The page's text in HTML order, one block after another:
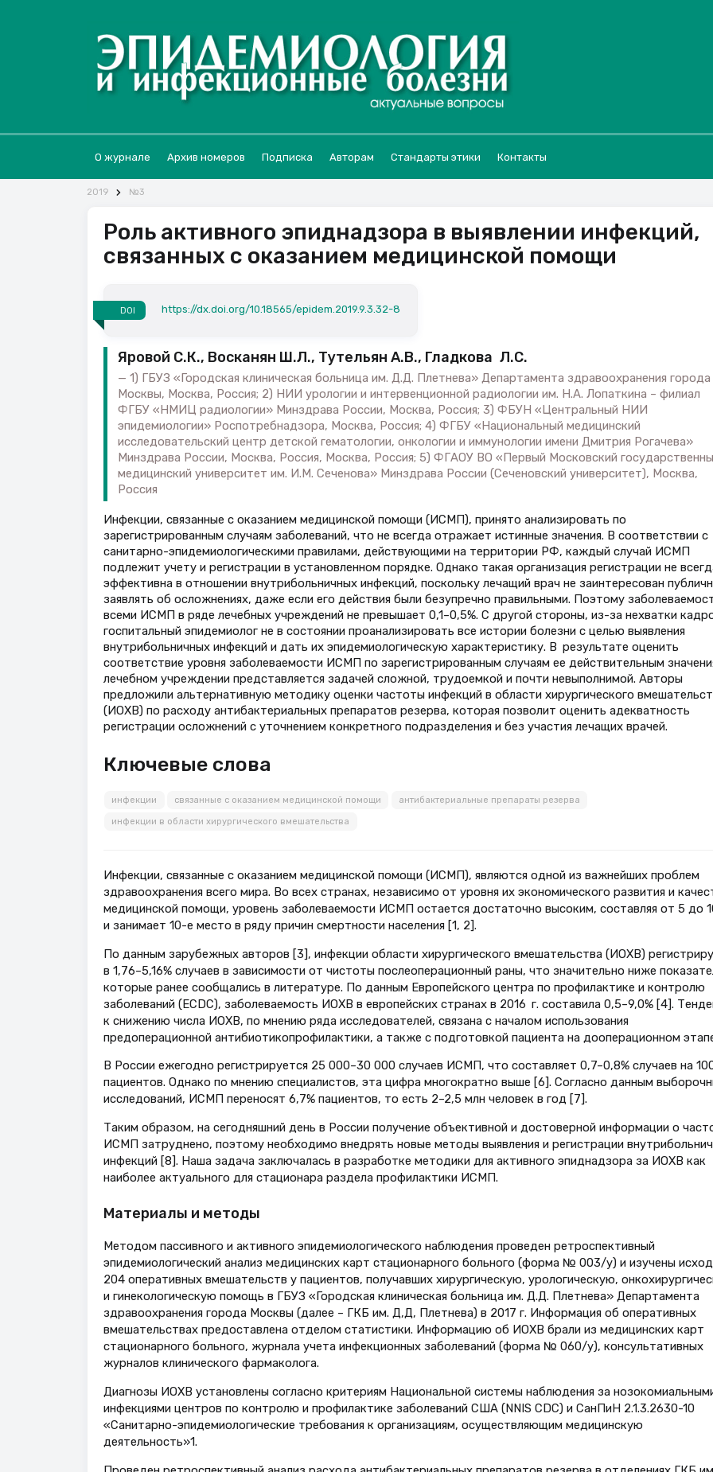
О журнале Архив номеров Подписка Авторам Стандарты этики Контакты
2019 №3
Роль активного эпиднадзора в выявлении инфекций,
связанных с оказанием медицинской помощи
DOI https://dx.doi.org/10.18565/epidem.2019.9.3.32-8
Яровой С.К., Восканян Ш.Л., Тутельян А.В., Гладкова Л.С.
1) ГБУЗ «Городская клиническая больница им. Д.Д. Плетнева» Департамента здравоохранения города
Москвы, Москва, Россия; 2) НИИ урологии и интервенционной радиологии им. Н.А. Лопаткина – филиал
ФГБУ «НМИЦ радиологии» Минздрава России, Москва, Россия; 3) ФБУН «Центральный НИИ
эпидемиологии» Роспотребнадзора, Москва, Россия; 4) ФГБУ «Национальный медицинский
исследовательский центр детской гематологии, онкологии и иммунологии имени Дмитрия Рогачева»
Минздрава России, Москва, Россия, Москва, Россия; 5) ФГАОУ ВО «Первый Московский
медицинский университет им. И.М. Сеченова» Минздрава России (Сеченовский университет), Москва,
Россия
Инфекции, связанные с оказанием медицинской помощи (ИСМП), принято анализировать по
зарегистрированным случаям заболеваний, что не всегда отражает истинные значения. В соответствии с
санитарно-эпидемиологическими правилами, действующими на территории РФ, каждый случай ИСМП
подлежит учету и регистрации в установленном порядке. Однако такая организация регистрации не
эффективна в отношении внутрибольничных инфекций, поскольку лечащий врач не заинтересован
заявлять об осложнениях, даже если его действия были безупречно правильными. Поэтому
всеми ИСМП в ряде лечебных учреждений не превышает 0,1–0,5%. С другой стороны, из-за нехватки
госпитальный эпидемиолог не в состоянии проанализировать все истории болезни с целью выявления
внутрибольничных инфекций и дать их эпидемиологическую характеристику. В результате оценить
соответствие уровня заболеваемости ИСМП по зарегистрированным случаям ее действительным
лечебном учреждении представляется задачей сложной, трудоемкой и почти невыполнимой. Авторы
предложили альтернативную методику оценки частоты инфекций в области хирургического
(ИОХВ) по расходу антибактериальных препаратов резерва, которая позволит оценить адекватность
регистрации осложнений с уточнением конкретного подраз­деления и без участия лечащих врачей.
Ключевые слова
инфекции связанные с оказанием медицинской помощи антибактериальные препараты резерва
инфекции в области хирургического вмешательства
Инфекции, связанные с оказанием медицинской помощи (ИСМП), являются одной из важнейших проблем
здравоохранения всего мира. Во всех странах, независимо от уровня их экономического развития и
медицинской помощи, уровень заболеваемости ИСМП остается достаточно высоким, составляя от 5 до
и занимает 10-е место в ряду причин смертности населения [1, 2].
По данным зарубежных авторов [3], инфекции области хирургического вмешательства (ИОХВ)
в 1,76–5,16% случаев в зависимости от чистоты послеоперационный раны, что значительно ниже
которые ранее сообщались в литературе. По данным Европейского центра по профилактике и контролю
заболеваний (ECDC), заболеваемость ИОХВ в европейских странах в 2016 г. составила 0,5–9,0% [4].
к снижению числа ИОХВ, по мнению ряда исследователей, связана с началом использования
предоперационной антибиотикопрофилактики, а также с подготовкой пациента на дооперационном
В России ежегодно регистрируется 25 000–30 000 случаев ИСМП, что составляет 0,7–0,8% случаев на
пациентов. Однако по мнению специалистов, эта цифра многократно выше [6]. Согласно данным
исследований, ИСМП переносят 6,7% пациентов, то есть 2–2,5 млн человек в год [7].
Таким образом, на сегодняшний день в России получение объективной и достоверной информации о
ИСМП затруднено, поэтому необходимо внедрять новые методы выявления и регистрации
инфекций [8]. Наша задача заключалась в разработке методики для активного эпиднадзора за ИОХВ как
наиболее актуального для стационара раздела профилактики ИСМП.
Материалы и методы
Методом пассивного и активного эпидемиологического наблюдения проведен ретроспективный
эпидемиологический анализ медицинских карт стационарного больного (форма № 003/у) и изучены
204 оперативных вмешательств у пациентов, получавших хирургическую, урологическую,
и гинекологическую помощь в ГБУЗ «Городская клиническая больница им. Д.Д. Плетнева» Департамента
здравоохранения города Москвы (далее – ГКБ им. Д,Д, Плетнева) в 2017 г. Информация об оперативных
вмешательствах предоставлена отделом статистики. Информацию об ИОХВ брали из медицинских карт
стационарного больного, журнала учета инфекционных заболеваний (форма № 060/у), консультативных
журналов клинического фармаколога.
Диагнозы ИОХВ установлены согласно критериям Национальной системы наблюдения за
инфекциями центров по контролю и профилактике заболеваний США (NNIS CDC) и СанПиН 2.1.3.2630-10
«Санитарно-эпидемиологические требования к организациям, осуществляющим медицинскую
деятельность»1.